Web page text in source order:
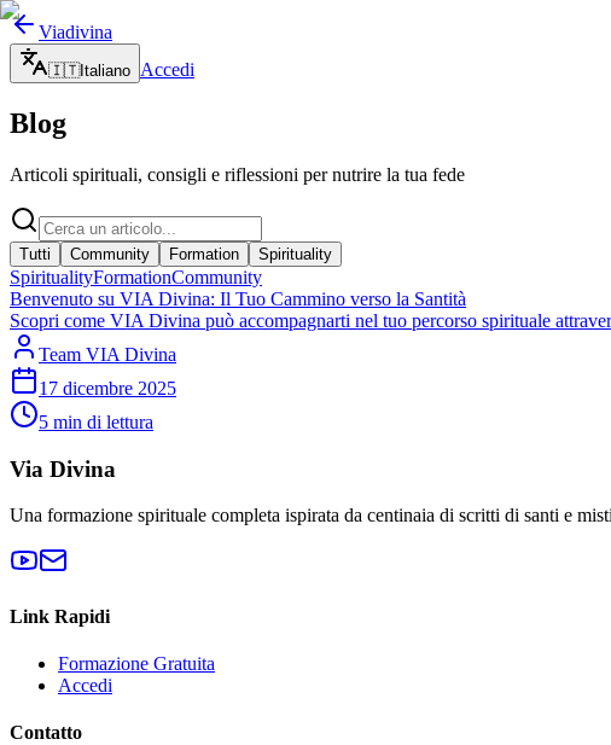
Viadivina
🇮🇹Italiano Accedi
Blog
Articoli spirituali, consigli e riflessioni per nutrire la tua fede
Tutti Community Formation Spirituality
SpiritualityFormationCommunity
Benvenuto su VIA Divina: Il Tuo Cammino verso la Santità
Scopri come VIA Divina può accompagnarti nel tuo percorso spirituale
Team VIA Divina
17 dicembre 2025
5 min di lettura
Via Divina
Una formazione spirituale completa ispirata da centinaia di scritti di santi e
Link Rapidi
Formazione Gratuita
Accedi
Contatto